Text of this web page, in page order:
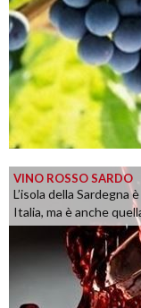
VINO ROSSO SARDO
L’isola della Sardegna
Italia, ma è anche